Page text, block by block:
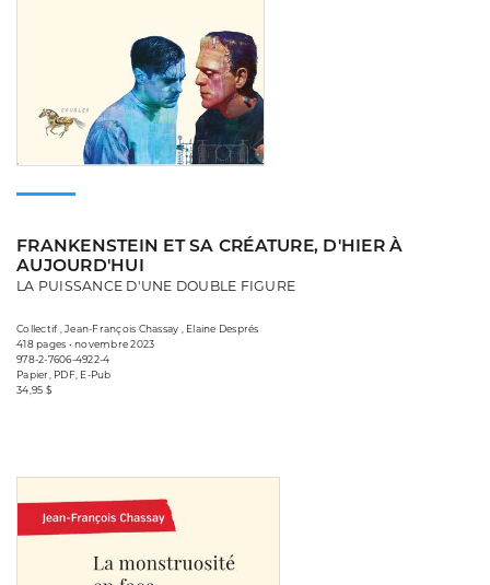
FRANKENSTEIN ET SA CRÉATURE, D'HIER À
AUJOURD'HUI
LA PUISSANCE D'UNE DOUBLE FIGURE
Collectif , Jean-François Chassay , Elaine Després
418 pages • novembre 2023
978-2-7606-4922-4
Papier, PDF, E-Pub
34,95 $